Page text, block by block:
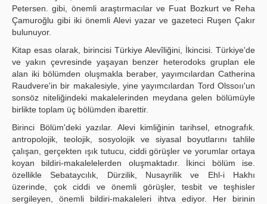
Petersen. gibi, önemli araştırmacılar ve Fuat Bozkurt ve Reha
Çamuroğlu gibi iki önemli Alevi yazar ve gazeteci Ruşen Çakır
bulunuyor.
Kitap esas olarak, birincisi Türkiye Alevîliğini, İkincisi. Türkiye'de
ve yakın çevresinde yaşayan benzer heterodoks gruplan ele
alan iki bölümden oluşmakla beraber, yayımcılardan Catherina
Raudvere'in bir makalesiyle, yine yayımcılardan Tord Olssoıı'un
sonsöz niteliğindeki makalelerinden meydana gelen bölümüyle
birlikte toplam üç bölümden ibarettir.
Birinci Bölüm'deki yazılar. Alevi kimliğinin tarihsel, etnografık.
antropolojik, teolojik, sosyolojik ve siyasal boyutlarını tahlile
çalışan, gerçekten ışık tutucu, ciddi görüşler ve yorumlar ortaya
koyan bildiri-makalelelerden oluşmaktadır. İkinci bölüm ise.
özellikle Sebataycılık, Dürzilik, Nusayrilik ve Ehl-i Hakhı
üzerinde, çok ciddi ve önemli görüşler, tesbit ve teşhisler
sergileyen, önemli bildiri-makaleleri ihtva ediyor. Her birinin